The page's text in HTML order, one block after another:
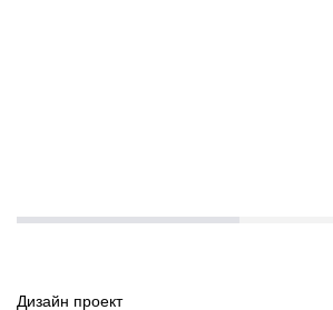
Дизайн проект